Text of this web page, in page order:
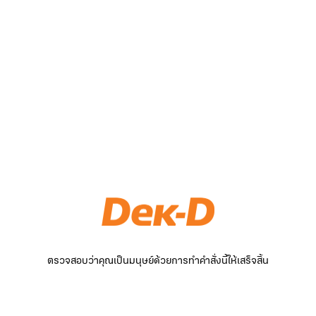
ตรวจสอบว่าคุณเป็นมนุษย์ด้วยการทำคำสั่งนี้ให้เสร็จสิ้น